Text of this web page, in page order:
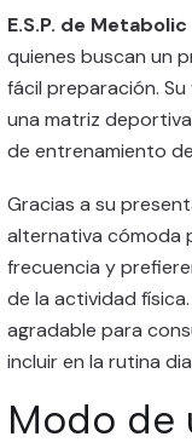
E.S.P. de
quienes buscan un
fácil preparación.
una matriz
de entrenamiento
Gracias a su
alternativa cómoda
frecuencia y
de la actividad
agradable para
incluir en la rutina
Modo de